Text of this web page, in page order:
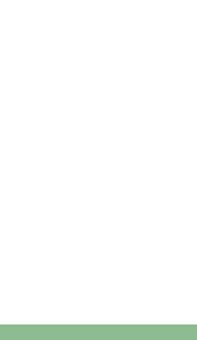
புதிய தெளிவுரை: